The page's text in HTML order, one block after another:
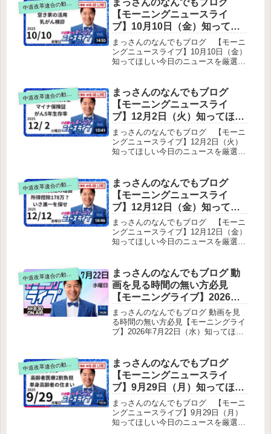
品）各党の主張中道の財源「ジャパン
ファンド」景気・家計支援130万円の
壁（崖）家賃補助医療・社会保障診療
報酬の問題社会保険料引き下げへの懸
念（維新など）働き方改革定年廃止
（中道の独自政策）短時間正社員（特
に女性支援）外交・安全保障中道の立
献金公明党が自民と決別した理由の一
つが「政治とカネ」現在の状況裏金議
員問題その他の政策選択的夫婦別姓若
者の政治参加中道改革連合が目指す社
会総合まとめ（全体の核心）
中道改革連合の動画をテキスト要約
まっさんのなんでもブログ
【モーニングニュースライ
ブ】10月10日（金）知ってほ
しい今日のニュースを厳選！
いさ進一が生解説する新聞情
報 ・ ニュースチェック【 10分
をテキスト要約
まっさんのなんでもブログ 【モーニ
ングニュースライブ】10月10日（金）
知ってほしい今日のニュースを厳選！
ュース / 生配信 】をテキスト要約自
公連立と「政治とカネ」問題中央幹事
会と県代表協議会の開催焦点は「政治
とカネ」理念の違いと連立の限界核兵
器廃絶への前進空き家活用で若者支援
国交省の新制度（2026年度開始予定）
背景ピンクリボン月間と乳がん検診乳
がんの現状検診の重要性公明党の取り
中道改革連合の動画をテキスト要約
まっさんのなんでもブログ
【モーニングニュースライ
ブ】12月2日（火）知ってほし
い今日のニュースを厳選！い
さ進一が生解説する新聞情報
・ ニュースチェック【 10分解
テキスト要約
まっさんのなんでもブログ 【モーニ
ングニュースライブ】12月2日（火）
知ってほしい今日のニュースを厳選！
ュース / 生配信 】をテキスト要約冒
頭トーク衆議院定数削減と選挙制度改
革マイナ保険証の本格導入経済・金融
動向がん対策の進展
中道改革連合の動画をテキスト要約
まっさんのなんでもブログ
【モーニングニュースライ
ブ】12月12日（金）知ってほ
しい今日のニュースを厳選！
いさ進一が生解説する新聞情
報 ・ ニュースチェック【 10分
をテキスト要約
まっさんのなんでもブログ 【モーニ
ングニュースライブ】12月12日（金）
知ってほしい今日のニュースを厳選！
ュース / 生配信 】をテキスト要約冒
頭トーク補正予算案の衆議院通過税制
改正議論地域共生社会と高齢者支援
中道改革連合の動画をテキスト要約
まっさんのなんでもブログ 動
画を見る時間の無い方必見
【モーニングライブ】2026年7
月22日（水）知ってほしい今
日のニュースを厳選！いさ進
一が生解説する新聞情報【 15
/ 中道動画 】をテキスト要約
まっさんのなんでもブログ 動画を見
る時間の無い方必見【モーニングライ
ブ】2026年7月22日（水）知ってほし
治ニュース / 生配信 / 中道動画 】をテ
キスト要約冒頭：配信設定の遅れと前
日のニコニコ生放送の振り返り骨太の
方針（2026年版）への強い懸念中道
（公明・立憲・国民）による談話の紹
介“財政規律”という言葉が初めて骨太
から消えたプライマリーバランス
（PB）目標も消滅支出拡大ばかりが
中道改革連合の動画をテキスト要約
まっさんのなんでもブログ
【モーニングニュースライ
ブ】9月29日（月）知ってほし
い今日のニュースを厳選！い
さ進一が生解説する新聞情報
・ ニュースチェック【 10分解
まっさんのなんでもブログ 【モーニ
ングニュースライブ】9月29日（月）
知ってほしい今日のニュースを厳選！